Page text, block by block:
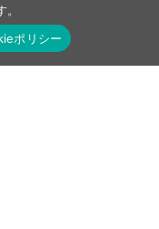
ポリシー